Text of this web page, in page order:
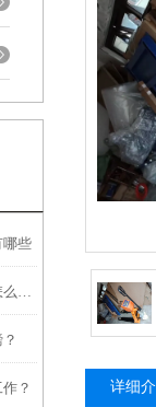
哪些
防爆电子地磅使用时出现负数怎么解决？
？ 详细